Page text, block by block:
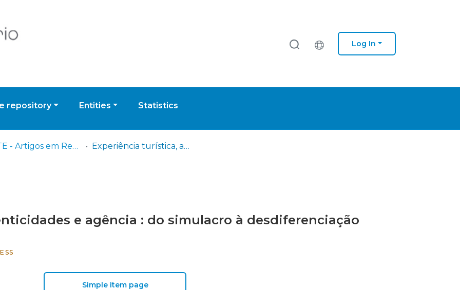
Log In
repository Entities Statistics
ESHTE - Artigos em Revistas Experiência turística, autenticidades e agência : do simulacro à desdiferenciação
e agência : do simulacro à desdiferenciação
Simple item page